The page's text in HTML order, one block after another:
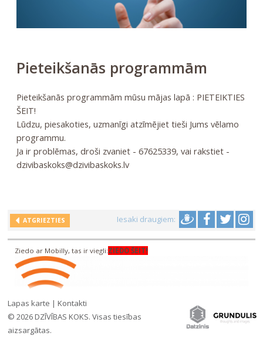
Pieteikšanās programmām
Pieteikšanās programmām mūsu mājas lapā : PIETEIKTIES
ŠEIT!
Lūdzu, piesakoties, uzmanīgi atzīmējiet tieši Jums vēlamo
programmu.
Ja ir problēmas, droši zvaniet - 67625339, vai rakstiet -
dzivibaskoks@dzivibaskoks.lv
ATGRIEZTIES Iesaki draugiem:
Ziedo ar Mobilly, tas ir viegli:ZIEDO ŠEIT!
Lapas karte | Kontakti
© 2026 DZĪVĪBAS KOKS. Visas tiesības
aizsargātas.